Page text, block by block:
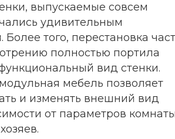
выпускаемые совсем
удивительным
того, перестановка
полностью портила
вид стенки.
мебель позволяет
и изменять внешний вид
от параметров